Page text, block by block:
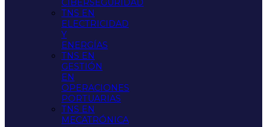
CIBERSEGURIDAD
TNS EN
ELECTRICIDAD
Y
ENERGÍAS
TNS EN
GESTIÓN
EN
OPERACIONES
PORTUARIAS
TNS EN
MECATRÓNICA